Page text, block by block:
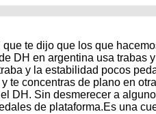
te dijo que los que
DH en argentina usa trabas
y la estabilidad pocos
te concentras de plano en
DH. Sin desmerecer a
de plataforma.Es una